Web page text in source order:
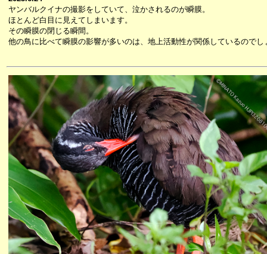
ヤンバルクイナの撮影をしていて、泣かされるのが瞬膜。
ほとんど白目に見えてしまいます。
その瞬膜の閉じる瞬間。
他の鳥に比べて瞬膜の影響が多いのは、地上活動性が関係しているのでし